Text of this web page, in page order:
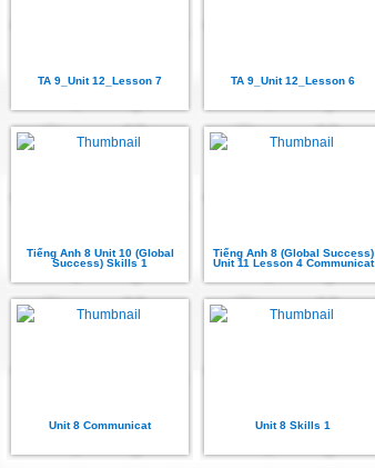
TA 9_Unit 12_Lesson 7 TA 9_Unit 12_Lesson 6
Tiếng Anh 8 Unit 10 (Global
Success) Skills 1
Tiếng Anh 8 (Global Success)
Unit 11 Lesson 4 Communicat
Unit 8 Communicat Unit 8 Skills 1